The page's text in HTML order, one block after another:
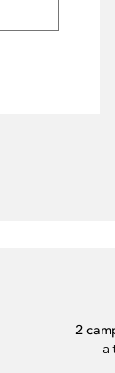
2
a